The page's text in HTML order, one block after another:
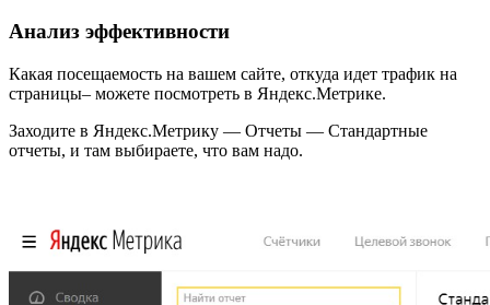
Анализ эффективности
Какая посещаемость на вашем сайте, откуда идет трафик на
страницы– можете посмотреть в Яндекс.Метрике.
Заходите в Яндекс.Метрику — Отчеты — Стандартные
отчеты, и там выбираете, что вам надо.